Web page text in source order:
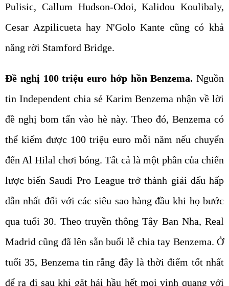
Pulisic, Callum Hudson-Odoi, Kalidou Koulibaly,
Cesar Azpilicueta hay N'Golo Kante cũng có khả
năng rời Stamford Bridge.
Đề nghị 100 triệu euro hớp hồn Benzema. Nguồn
tin Independent chia sẻ Karim Benzema nhận về lời
đề nghị bom tấn vào hè này. Theo đó, Benzema có
thể kiếm được 100 triệu euro mỗi năm nếu chuyển
đến Al Hilal chơi bóng. Tất cả là một phần của chiến
lược biến Saudi Pro League trở thành giải đấu hấp
dẫn nhất đối với các siêu sao hàng đầu khi họ bước
qua tuổi 30. Theo truyền thông Tây Ban Nha, Real
Madrid cũng đã lên sẵn buổi lễ chia tay Benzema. Ở
tuổi 35, Benzema tin rằng đây là thời điểm tốt nhất
để ra đi sau khi gặt hái hầu hết mọi vinh quang với